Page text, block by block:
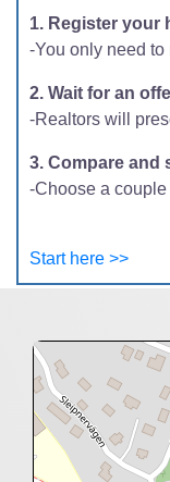
1. Register your
-You only need to
2. Wait for an
-Realtors will
3. Compare and
-Choose a
Start here >>